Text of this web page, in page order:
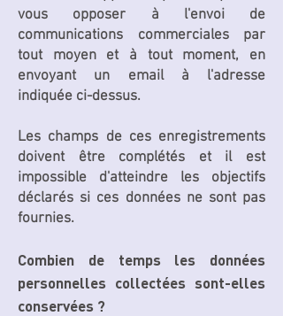
vous opposer à l'envoi de
communications commerciales par
tout moyen et à tout moment, en
envoyant un email à l'adresse
indiquée ci-dessus.
Les champs de ces enregistrements
doivent être complétés et il est
impossible d'atteindre les objectifs
déclarés si ces données ne sont pas
fournies.
Combien de temps les données
personnelles collectées sont-elles
conservées ?